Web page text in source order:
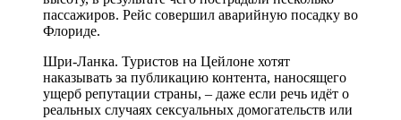
пассажиров. Рейс совершил аварийную посадку во
Флориде.
Шри-Ланка. Туристов на Цейлоне хотят
наказывать за публикацию контента, наносящего
ущерб репутации страны, – даже если речь идёт о
реальных случаях сексуальных домогательств или